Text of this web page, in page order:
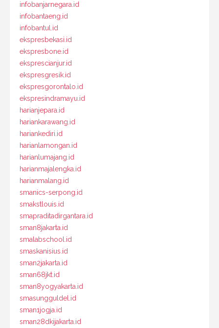
infobanjarnegara.id
infobantaeng.id
infobantul.id
ekspresbekasi.id
ekspresbone.id
eksprescianjur.id
ekspresgresik.id
ekspresgorontalo.id
ekspresindramayu.id
harianjepara.id
hariankarawang.id
hariankediri.id
harianlamongan.id
harianlumajang.id
harianmajalengka.id
harianmalang.id
smanics-serpong.id
smakstlouis.id
smapraditadirgantara.id
sman8jakarta.id
smalabschool.id
smaskanisius.id
sman2jakarta.id
sman68jkt.id
sman8yogyakarta.id
smasungguldel.id
sman1jogja.id
sman28dkijakarta.id